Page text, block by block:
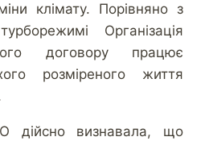
клімату. Порівняно з
Організація
договору працює
розміреного життя
дійсно визнавала, що